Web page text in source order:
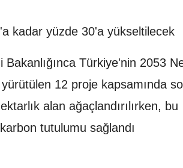
kadar yüzde 30'a yükseltilecek
Türkiye'nin 2053
12 proje kapsamında
alan ağaçlandırılırken, bu
tutulumu sağlandı